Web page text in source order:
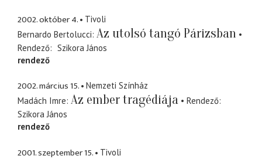
2002. október 4.
Tivoli
Bernardo Bertolucci Az utolsó tangó Párizsban
Rendező
Szikora János
rendező
2002. március 15.
Nemzeti Színház
Madách Imre Az ember tragédiája
Rendező
Szikora János
rendező
2001. szeptember 15.
Tivoli